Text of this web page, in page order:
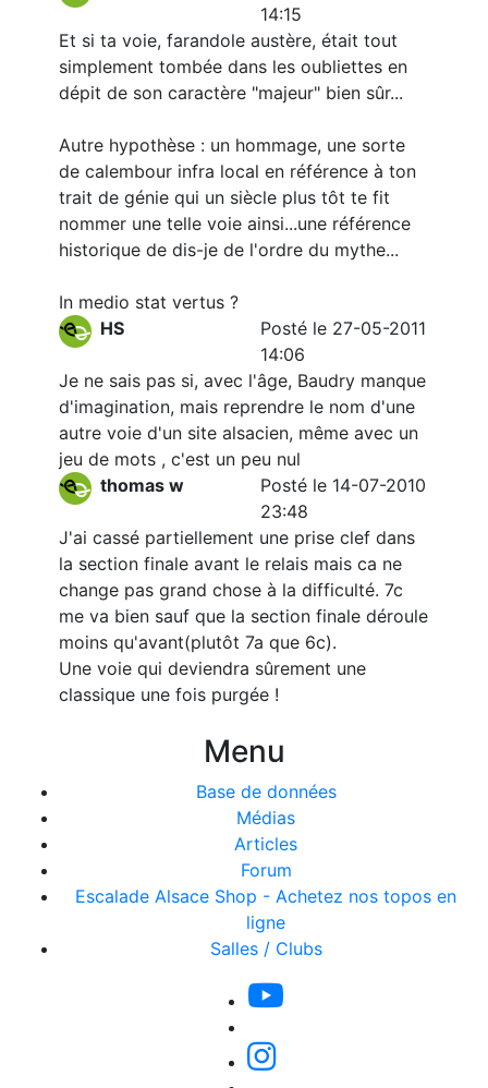
14:15
Et si ta voie, farandole austère, était tout
simplement tombée dans les oubliettes en
dépit de son caractère "majeur" bien sûr...
Autre hypothèse : un hommage, une sorte
de calembour infra local en référence à ton
trait de génie qui un siècle plus tôt te fit
nommer une telle voie ainsi...une référence
historique de dis-je de l'ordre du mythe...
In medio stat vertus ?
HS
Posté le 27-05-2011
14:06
Je ne sais pas si, avec l'âge, Baudry manque
d'imagination, mais reprendre le nom d'une
autre voie d'un site alsacien, même avec un
jeu de mots , c'est un peu nul
thomas w
Posté le 14-07-2010
23:48
J'ai cassé partiellement une prise clef dans
la section finale avant le relais mais ca ne
change pas grand chose à la difficulté. 7c
me va bien sauf que la section finale déroule
moins qu'avant(plutôt 7a que 6c).
Une voie qui deviendra sûrement une
classique une fois purgée !
Menu
Base de données
Médias
Articles
Forum
Escalade Alsace Shop - Achetez nos topos en
ligne
Salles / Clubs